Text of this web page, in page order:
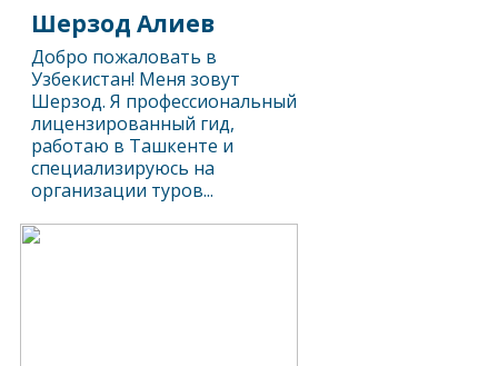
Шерзод Алиев
Добро пожаловать в
Узбекистан! Меня зовут
Шерзод. Я профессиональный
лицензированный гид,
работаю в Ташкенте и
специализируюсь на
организации туров...